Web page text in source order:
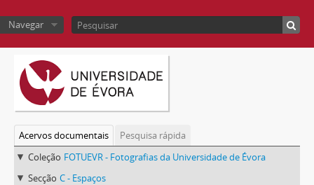
Navegar
Acervos documentais
Pesquisa rápida
Coleção FOTUEVR - Fotografias da Universidade de Évora
Secção C - Espaços